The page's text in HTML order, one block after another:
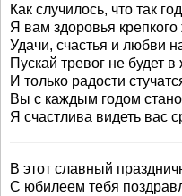
Как случилось, что так
Я вам здоровья
Удачи, счастья и любви
Пускай тревог не будет
И только радости
Вы с каждым годом
Я счастлива видеть вас
В этот славный
С юбилеем тебя